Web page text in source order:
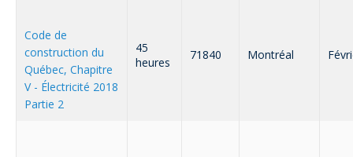
Inspection des travaux électriques
Lois et conseils
Qui fait quoi?
Petites annonces
Publications
s’ouvrira
dans
une
nouvelle
fenêtre
Événements
Abonnement – E2Q, FLASH INFO et autres
Foire aux questions obligation de formation des
répondants
Dispensateurs de formations
Code de
construction du
Québec, Chapitre
V - Électricité 2018
Partie 2
45
heures
71840 Montréal